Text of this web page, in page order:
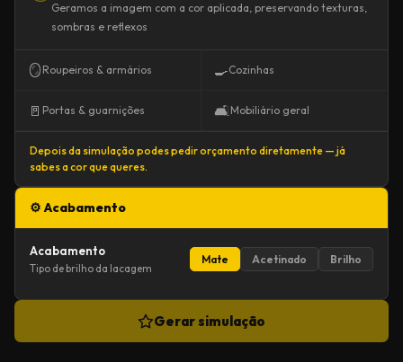
Geramos a imagem com a cor aplicada, preservando texturas,
sombras e reflexos
🪞 Roupeiros & armários 🍳Cozinhas
🚪 Portas & guarnições 🛋️Mobiliário geral
Depois da simulação podes pedir orçamento diretamente — já
sabes a cor que queres.
⚙️ Acabamento
Acabamento
Tipo de brilho da lacagem
Mate Acetinado Brilho
Gerar simulação